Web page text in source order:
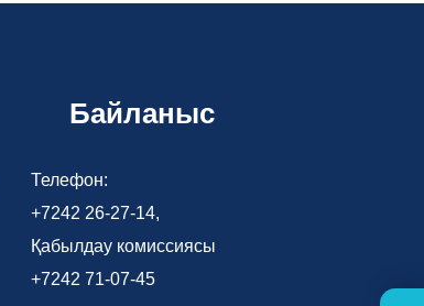
Байланыс
Телефон:
+7242 26-27-14,
Қабылдау комиссиясы
+7242 71-07-45